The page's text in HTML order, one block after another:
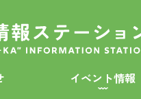
イベント情報